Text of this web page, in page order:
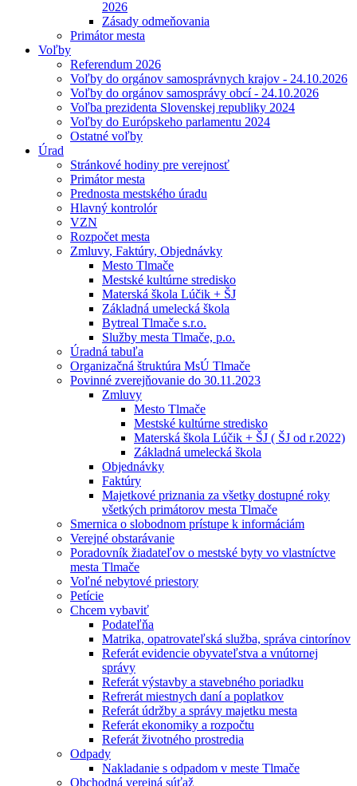
2026
Zásady odmeňovania
Primátor mesta
Voľby
Referendum 2026
Voľby do orgánov samosprávnych krajov - 24.10.2026
Voľby do orgánov samosprávy obcí - 24.10.2026
Voľba prezidenta Slovenskej republiky 2024
Voľby do Európskeho parlamentu 2024
Ostatné voľby
Úrad
Stránkové hodiny pre verejnosť
Primátor mesta
Prednosta mestského úradu
Hlavný kontrolór
VZN
Rozpočet mesta
Zmluvy, Faktúry, Objednávky
Mesto Tlmače
Mestské kultúrne stredisko
Materská škola Lúčik + ŠJ
Základná umelecká škola
Bytreal Tlmače s.r.o.
Služby mesta Tlmače, p.o.
Úradná tabuľa
Organizačná štruktúra MsÚ Tlmače
Povinné zverejňovanie do 30.11.2023
Zmluvy
Mesto Tlmače
Mestské kultúrne stredisko
Materská škola Lúčik + ŠJ ( ŠJ od r.2022)
Základná umelecká škola
Objednávky
Faktúry
Majetkové priznania za všetky dostupné roky
všetkých primátorov mesta Tlmače
Smernica o slobodnom prístupe k informáciám
Verejné obstarávanie
Poradovník žiadateľov o mestské byty vo vlastníctve
mesta Tlmače
Voľné nebytové priestory
Petície
Chcem vybaviť
Podateľňa
Matrika, opatrovateľská služba, správa cintorínov
Referát evidencie obyvateľstva a vnútornej
správy
Referát výstavby a stavebného poriadku
Refrerát miestnych daní a poplatkov
Referát údržby a správy majetku mesta
Referát ekonomiky a rozpočtu
Referát životného prostredia
Odpady
Nakladanie s odpadom v meste Tlmače
Obchodná verejná súťaž